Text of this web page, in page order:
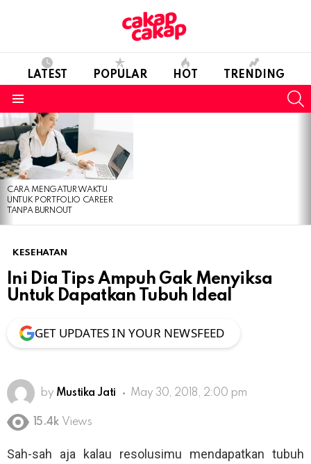
LATEST POPULAR HOT TRENDING
LATEST
STORIES
CARA MENGATUR WAKTU
UNTUK PORTFOLIO CAREER
TANPA BURNOUT
KESEHATAN
Ini Dia Tips Ampuh Gak Menyiksa
Untuk Dapatkan Tubuh Ideal
GET UPDATES IN YOUR NEWSFEED
by Mustika Jati May 30, 2018, 2:00 pm
15.4k Views
Sah-sah aja kalau resolusimu mendapatkan tubuh